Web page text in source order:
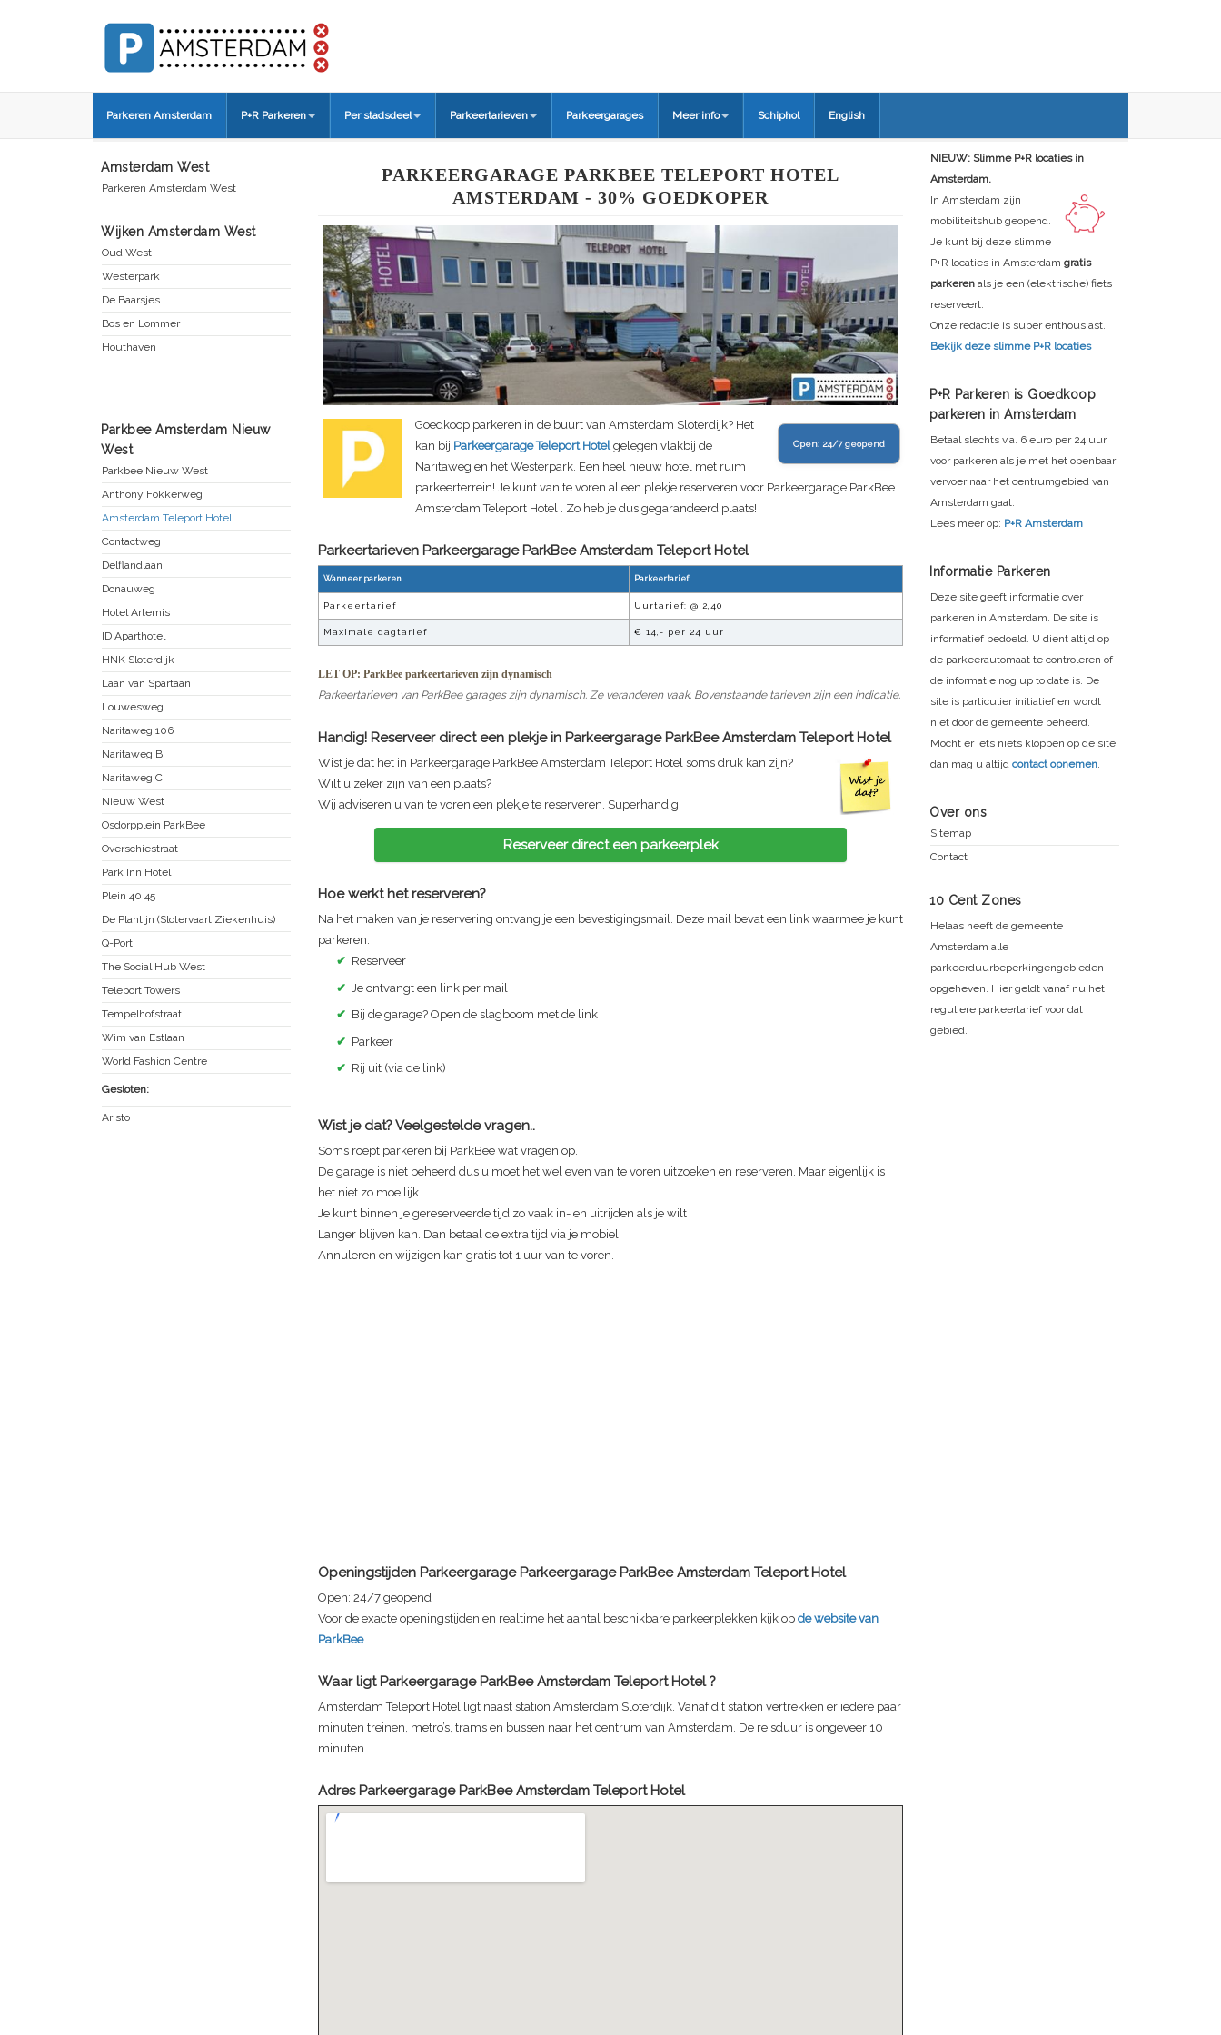
Parkeren Amsterdam P+R Parkeren Per stadsdeel Parkeertarieven Parkeergarages Meer info Schiphol English
PARKEERGARAGE PARKBEE TELEPORT HOTEL
AMSTERDAM - 30% GOEDKOPER
Open: 24/7 geopend
Goedkoop parkeren in de buurt van Amsterdam Sloterdijk? Het
kan bij Parkeergarage Teleport Hotel gelegen vlakbij de
Naritaweg en het Westerpark. Een heel nieuw hotel met ruim
parkeerterrein! Je kunt van te voren al een plekje reserveren voor Parkeergarage ParkBee
Amsterdam Teleport Hotel . Zo heb je dus gegarandeerd plaats!
Parkeertarieven Parkeergarage ParkBee Amsterdam Teleport Hotel
Wanneer parkeren Parkeertarief
Parkeertarief Uurtarief: @ 2,40
Maximale dagtarief € 14,- per 24 uur
LET OP: ParkBee parkeertarieven zijn dynamisch
Parkeertarieven van ParkBee garages zijn dynamisch. Ze veranderen vaak. Bovenstaande tarieven zijn een indicatie.
Handig! Reserveer direct een plekje in Parkeergarage ParkBee Amsterdam Teleport Hotel
Wist je dat het in Parkeergarage ParkBee Amsterdam Teleport Hotel soms druk kan zijn?
Wilt u zeker zijn van een plaats?
Wij adviseren u van te voren een plekje te reserveren. Superhandig!
Reserveer direct een parkeerplek
Hoe werkt het reserveren?
Na het maken van je reservering ontvang je een bevestigingsmail. Deze mail bevat een link waarmee je kunt
parkeren.
✔ Reserveer
✔
Je ontvangt een link per mail
✔ Bij de garage? Open de slagboom met de link
✔ Parkeer
✔ Rij uit (via de link)
Wist je dat? Veelgestelde vragen..
Soms roept parkeren bij ParkBee wat vragen op.
De garage is niet beheerd dus u moet het wel even van te voren uitzoeken en reserveren. Maar eigenlijk is
het niet zo moeilijk...
Je kunt binnen je gereserveerde tijd zo vaak in- en uitrijden als je wilt
Langer blijven kan. Dan betaal de extra tijd via je mobiel
Annuleren en wijzigen kan gratis tot 1 uur van te voren.
Openingstijden Parkeergarage Parkeergarage ParkBee Amsterdam Teleport Hotel
Open: 24/7 geopend
Voor de exacte openingstijden en realtime het aantal beschikbare parkeerplekken kijk op de website van
ParkBee
Waar ligt Parkeergarage ParkBee Amsterdam Teleport Hotel?
Amsterdam Teleport Hotel ligt naast station Amsterdam Sloterdijk. Vanaf dit station vertrekken er iedere paar
minuten treinen, metro’s, trams en bussen naar het centrum van Amsterdam. De reisduur is ongeveer 10
minuten.
Adres Parkeergarage ParkBee Amsterdam Teleport Hotel
Amsterdam West
Parkeren Amsterdam West
Wijken Amsterdam West
Oud West
Westerpark
De Baarsjes
Bos en Lommer
Houthaven
Parkbee Amsterdam Nieuw
West
Parkbee Nieuw West
Anthony Fokkerweg
Amsterdam Teleport Hotel
Contactweg
Delflandlaan
Donauweg
Hotel Artemis
ID Aparthotel
HNK Sloterdijk
Laan van Spartaan
Louwesweg
Naritaweg 106
Naritaweg B
Naritaweg C
Nieuw West
Osdorpplein ParkBee
Overschiestraat
Park Inn Hotel
Plein 40 45
De Plantijn (Slotervaart Ziekenhuis)
Q-Port
The Social Hub West
Teleport Towers
Tempelhofstraat
Wim van Estlaan
World Fashion Centre
Gesloten:
Aristo
NIEUW: Slimme P+R locaties in
Amsterdam.
In Amsterdam zijn
mobiliteitshub geopend.
Je kunt bij deze slimme
P+R locaties in Amsterdam gratis
parkeren als je een (elektrische) fiets
reserveert.
Onze redactie is super enthousiast.
Bekijk deze slimme P+R locaties
P+R Parkeren is Goedkoop
parkeren in Amsterdam
Betaal slechts v.a. 6 euro per 24 uur
voor parkeren als je met het openbaar
vervoer naar het centrumgebied van
Amsterdam gaat.
Lees meer op: P+R Amsterdam
Informatie Parkeren
Deze site geeft informatie over
parkeren in Amsterdam. De site is
informatief bedoeld. U dient altijd op
de parkeerautomaat te controleren of
de informatie nog up to date is. De
site is particulier initiatief en wordt
niet door de gemeente beheerd.
Mocht er iets niets kloppen op de site
dan mag u altijd contact opnemen.
Over ons
Sitemap
Contact
10 Cent Zones
Helaas heeft de gemeente
Amsterdam alle
parkeerduurbeperkingengebieden
opgeheven. Hier geldt vanaf nu het
reguliere parkeertarief voor dat
gebied.